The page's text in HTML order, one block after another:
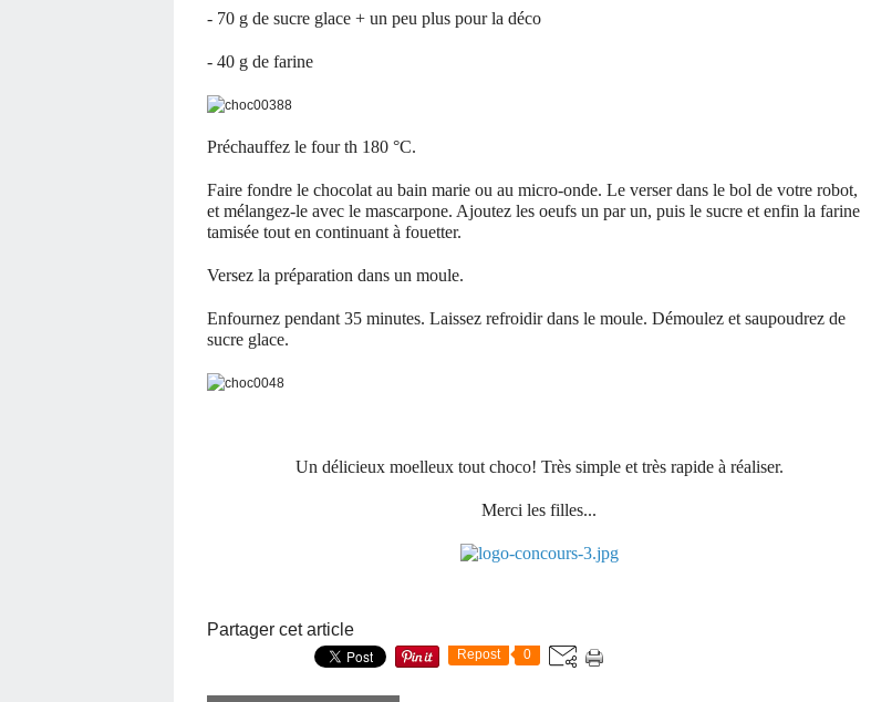
- 70 g de sucre glace + un peu plus pour la déco
- 40 g de farine
Préchauffez le four th 180 °C.
Faire fondre le chocolat au bain marie ou au micro-onde. Le verser dans le bol de votre robot,
et mélangez-le avec le mascarpone. Ajoutez les oeufs un par un, puis le sucre et enfin la farine
tamisée tout en continuant à fouetter.
Versez la préparation dans un moule.
Enfournez pendant 35 minutes. Laissez refroidir dans le moule. Démoulez et saupoudrez de
sucre glace.
Un délicieux moelleux tout choco! Très simple et très rapide à réaliser.
Merci les filles...
Partager cet article
Repost 0